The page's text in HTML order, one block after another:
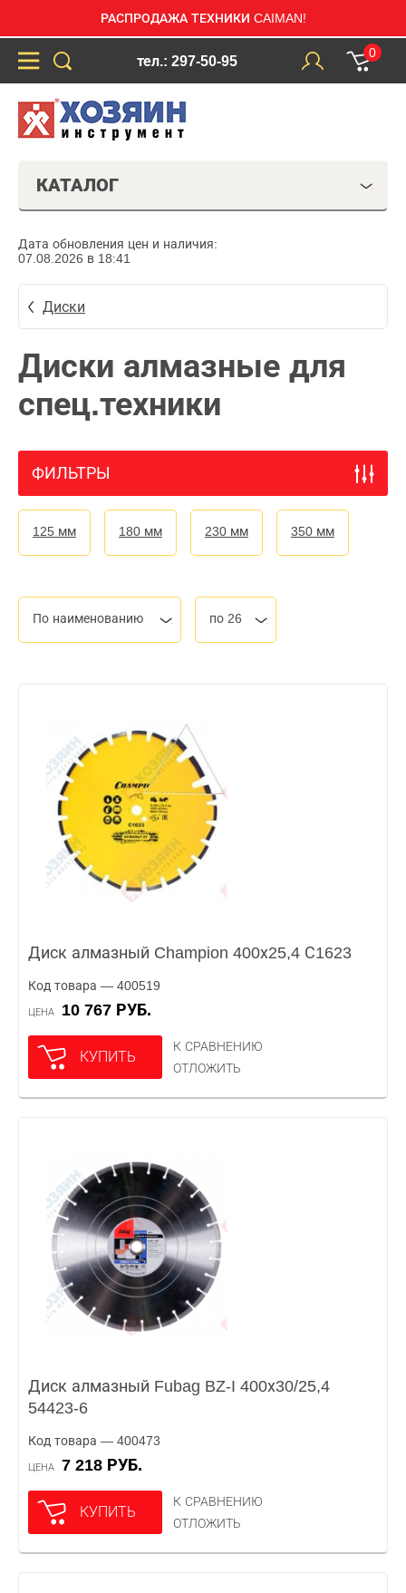
РАСПРОДАЖА ТЕХНИКИ CAIMAN!
тел.: 297-50-95
0
КАТАЛОГ
Дата обновления цен и наличия:
07.08.2026 в 18:41
Диски
Диски алмазные для
спец.техники
ФИЛЬТРЫ
125 мм 180 мм 230 мм 350 мм
По наименованию по 26
Диск алмазный Champion 400х25,4 С1623
Код товара — 400519
ЦЕНА 10 767 РУБ.
КУПИТЬ
К СРАВНЕНИЮ
ОТЛОЖИТЬ
Диск алмазный Fubag BZ-I 400х30/25,4
54423-6
Код товара — 400473
ЦЕНА 7 218 РУБ.
КУПИТЬ
К СРАВНЕНИЮ
ОТЛОЖИТЬ